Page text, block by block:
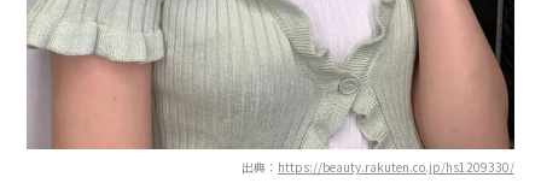
出典： https://beauty.rakuten.co.jp/hs1209330/